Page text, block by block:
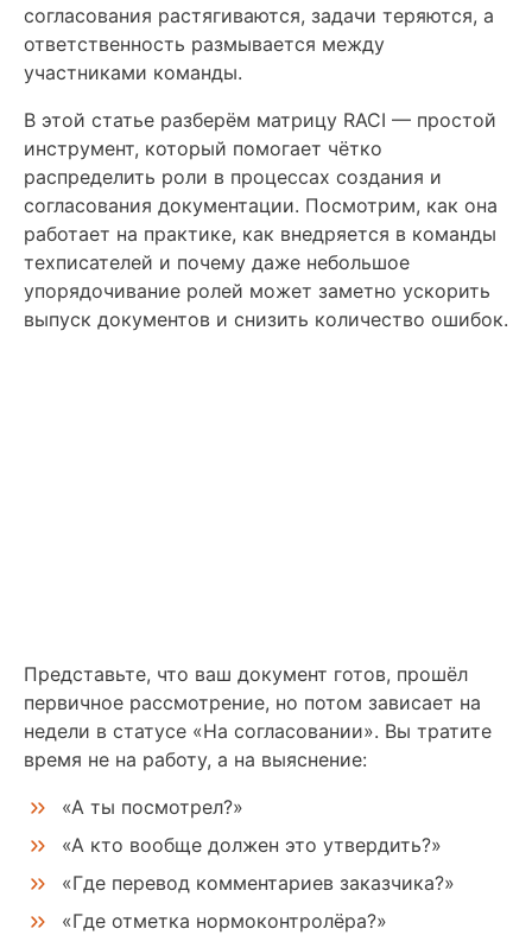
согласования растягиваются, задачи теряются, а
ответственность размывается между
участниками команды.
В этой статье разберём матрицу RACI — простой
инструмент, который помогает чётко
распределить роли в процессах создания и
согласования документации. Посмотрим, как она
работает на практике, как внедряется в команды
техписателей и почему даже небольшое
упорядочивание ролей может заметно ускорить
выпуск документов и снизить количество ошибок.
Представьте, что ваш документ готов, прошёл
первичное рассмотрение, но потом зависает на
недели в статусе «На согласовании». Вы тратите
время не на работу, а на выяснение:
«А ты посмотрел?»
«А кто вообще должен это утвердить?»
«Где перевод комментариев заказчика?»
«Где отметка нормоконтролёра?»